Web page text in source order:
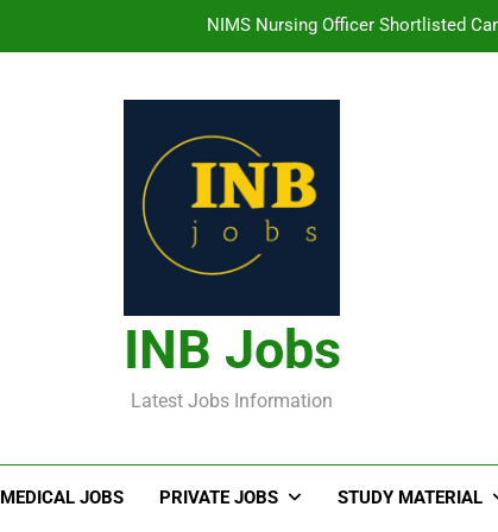
NIMS Nursing Officer Shortlisted
NIMS Nursing Officer Shortlisted
INB Jobs
Latest Jobs Information
MEDICAL JOBS PRIVATE JOBS STUDY MATERIAL